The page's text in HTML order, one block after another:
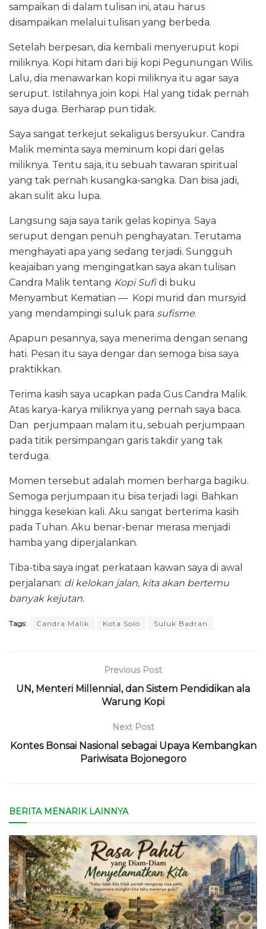
sampaikan di dalam tulisan ini, atau harus
disampaikan melalui tulisan yang berbeda.
Setelah berpesan, dia kembali menyeruput kopi
miliknya. Kopi hitam dari biji kopi Pegunungan Wilis.
Lalu, dia menawarkan kopi miliknya itu agar saya
seruput. Istilahnya join kopi. Hal yang tidak pernah
saya duga. Berharap pun tidak.
Saya sangat terkejut sekaligus bersyukur. Candra
Malik meminta saya meminum kopi dari gelas
miliknya. Tentu saja, itu sebuah tawaran spiritual
yang tak pernah kusangka-sangka. Dan bisa jadi,
akan sulit aku lupa.
Langsung saja saya tarik gelas kopinya. Saya
seruput dengan penuh penghayatan. Terutama
menghayati apa yang sedang terjadi. Sungguh
keajaiban yang mengingatkan saya akan tulisan
Candra Malik tentang Kopi Sufidi buku
Menyambut Kematian — Kopi murid dan mursyid
yang mendampingi suluk para sufisme.
Apapun pesannya, saya menerima dengan senang
hati. Pesan itu saya dengar dan semoga bisa saya
praktikkan.
Terima kasih saya ucapkan pada Gus Candra Malik.
Atas karya-karya miliknya yang pernah saya baca.
Dan perjumpaan malam itu, sebuah perjumpaan
pada titik persimpangan garis takdir yang tak
terduga.
Momen tersebut adalah momen berharga bagiku.
Semoga perjumpaan itu bisa terjadi lagi. Bahkan
hingga kesekian kali. Aku sangat berterima kasih
pada Tuhan. Aku benar-benar merasa menjadi
hamba yang diperjalankan.
Tiba-tiba saya ingat perkataan kawan saya di awal
perjalanan: di kelokan jalan, kita akan bertemu
banyak kejutan.
Tags: Candra Malik Kota Solo Suluk Badran
Previous Post
UN, Menteri Millennial, dan Sistem Pendidikan ala
Warung Kopi
Next Post
Kontes Bonsai Nasional sebagai Upaya Kembangkan
Pariwisata Bojonegoro
BERITA MENARIK LAINNYA